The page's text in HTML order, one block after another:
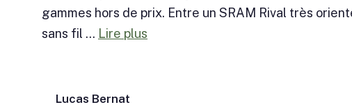
gammes hors de prix. Entre un SRAM Rival très
sans fil ... Lire plus
Lucas Bernat